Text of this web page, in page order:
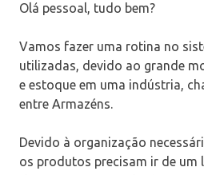
Olá pessoal, tudo bem?
Vamos fazer uma rotina no
utilizadas, devido ao grande
e estoque em uma indústria,
entre Armazéns.
Devido à organização
os produtos precisam ir de um